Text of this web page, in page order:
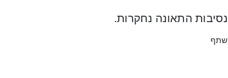
נסיבות התאונה נחקרות.
שתף